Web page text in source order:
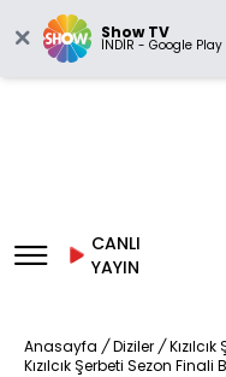
Show TV
İNDİR - Google Play
CANLI
YAYIN
Anasayfa / Diziler /
Kızılcık Şerbeti Sezon Finali